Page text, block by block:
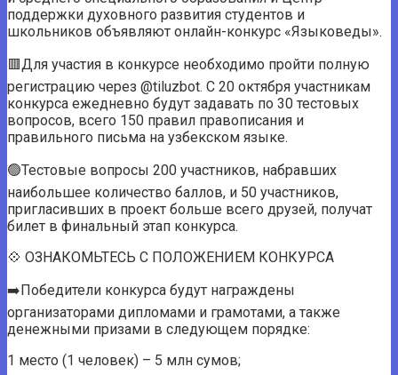
поддержки духовного развития студентов и
школьников объявляют онлайн-конкурс «Языковеды».
🟥Для участия в конкурсе необходимо пройти полную
регистрацию через @tiluzbot. С 20 октября участникам
конкурса ежедневно будут задавать по 30 тестовых
вопросов, всего 150 правил правописания и
правильного письма на узбекском языке.
🟢Тестовые вопросы 200 участников, набравших
наибольшее количество баллов, и 50 участников,
пригласивших в проект больше всего друзей, получат
билет в финальный этап конкурса.
💠 ОЗНАКОМЬТЕСЬ С ПОЛОЖЕНИЕМ КОНКУРСА
➡️Победители конкурса будут награждены
организаторами дипломами и грамотами, а также
денежными призами в следующем порядке:
1 место (1 человек) – 5 млн сумов;